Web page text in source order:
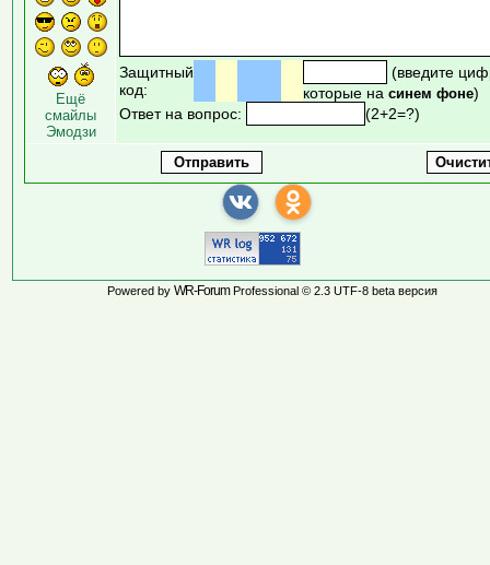
Ещё
смайлы
Эмодзи
Защитный
код:
(введите
которые на синем фоне)
Ответ на вопрос:
(2+2=?)
Powered by WR-ForumProfessional © 2.3 UTF-8 beta версия